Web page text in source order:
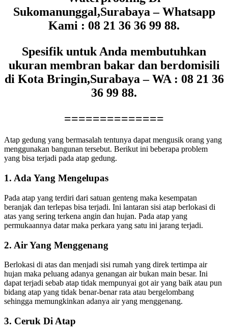
Sukomanunggal,Surabaya – Whatsapp
Kami : 08 21 36 36 99 88.
Spesifik untuk Anda membutuhkan
ukuran membran bakar dan berdomisili
di Kota Bringin,Surabaya – WA : 08 21 36
36 99 88.
==============
Atap gedung yang bermasalah tentunya dapat mengusik orang yang
menggunakan bangunan tersebut. Berikut ini beberapa problem
yang bisa terjadi pada atap gedung.
1. Ada Yang Mengelupas
Pada atap yang terdiri dari satuan genteng maka kesempatan
beranjak dan terlepas bisa terjadi. Ini lantaran sisi atap berlokasi di
atas yang sering terkena angin dan hujan. Pada atap yang
permukaannya datar maka perkara yang satu ini jarang terjadi.
2. Air Yang Menggenang
Berlokasi di atas dan menjadi sisi rumah yang direk tertimpa air
hujan maka peluang adanya genangan air bukan main besar. Ini
dapat terjadi sebab atap tidak mempunyai got air yang baik atau pun
bidang atap yang tidak benar-benar rata atau bergelombang
sehingga memungkinkan adanya air yang menggenang.
3. Ceruk Di Atap